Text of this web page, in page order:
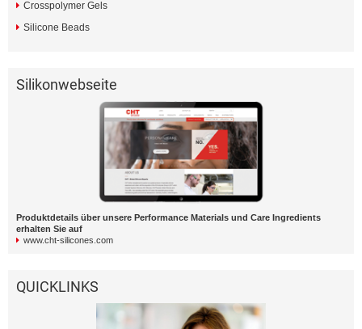
Crosspolymer Gels
Silicone Beads
Silikonwebseite
Produktdetails über unsere Performance Materials und Care Ingredients
erhalten Sie auf
www.cht-silicones.com
QUICKLINKS